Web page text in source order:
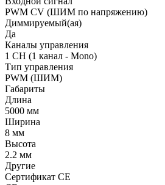
PWM СV (ШИМ по напряжению)
Диммируемый(ая)
Да
Каналы управления
1 CH (1 канал - Mono)
Тип управления
PWM (ШИМ)
Габариты
Длина
5000 мм
Ширина
8 мм
Высота
2.2 мм
Другие
Сертификат CE